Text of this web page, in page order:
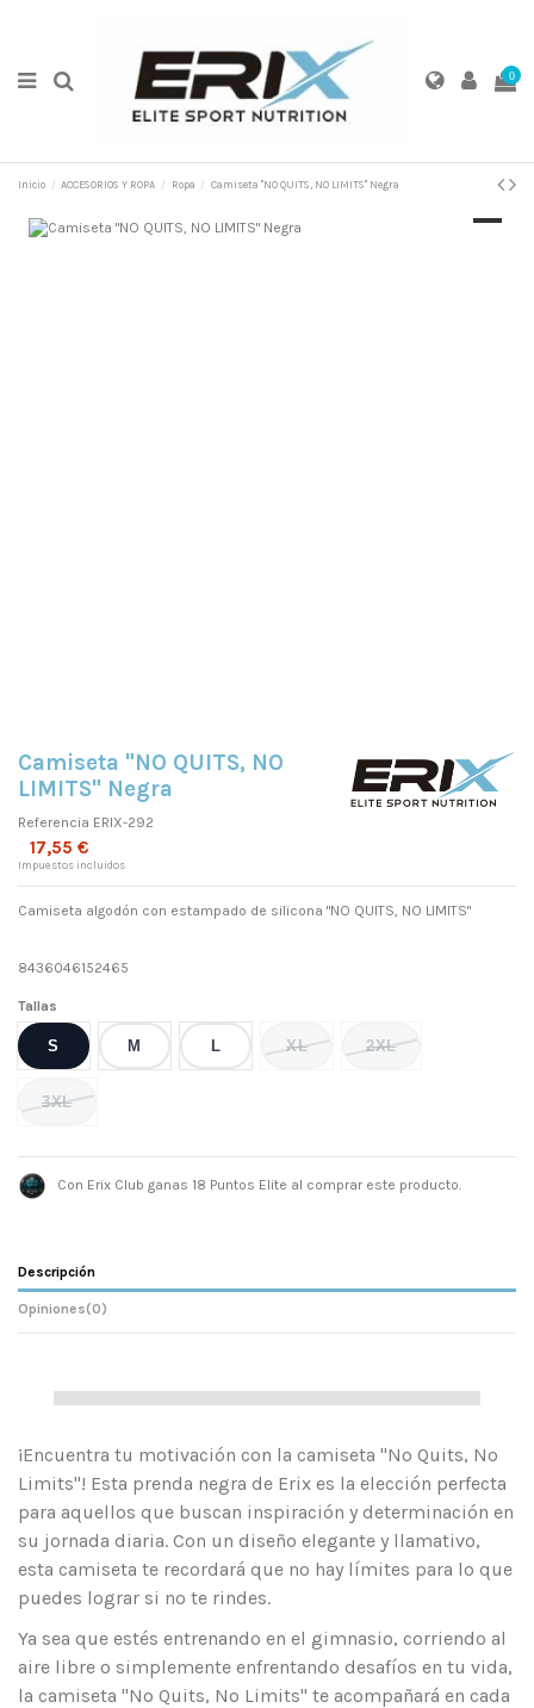
0
Inicio ACCESORIOS Y ROPA Ropa Camiseta "NO QUITS, NO LIMITS" Negra
Camiseta "NO QUITS, NO
LIMITS" Negra
Referencia ERIX-292
17,55 €
Impuestos incluidos
Camiseta algodón con estampado de silicona "NO QUITS, NO LIMITS"
8436046152465
Tallas
S M L XL 2XL
3XL
Con Erix Club ganas 18 Puntos Elite al comprar este producto.
Descripción
Opiniones(0)
¡Encuentra tu motivación con la camiseta "No Quits, No
Limits"! Esta prenda negra de Erix es la elección perfecta
para aquellos que buscan inspiración y determinación en
su jornada diaria. Con un diseño elegante y llamativo,
esta camiseta te recordará que no hay límites para lo que
puedes lograr si no te rindes.
Ya sea que estés entrenando en el gimnasio, corriendo al
aire libre o simplemente enfrentando desafíos en tu vida,
la camiseta "No Quits, No Limits" te acompañará en cada